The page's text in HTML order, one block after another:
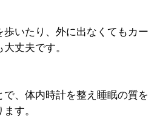
歩いたり、外に出なくてもカー
丈夫です。
で、体内時計を整え睡眠の質を
す。